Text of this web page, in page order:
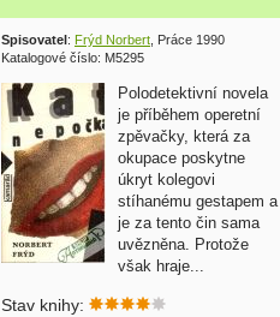
Spisovatel: Frýd Norbert , Práce 1990
Katalogové číslo: M5295
Polodetektivní novela
je příběhem operetní
zpěvačky, která za
okupace poskytne
úkryt kolegovi
stíhanému gestapem a
je za tento čin sama
uvězněna. Protože
však hraje...
Stav knihy: